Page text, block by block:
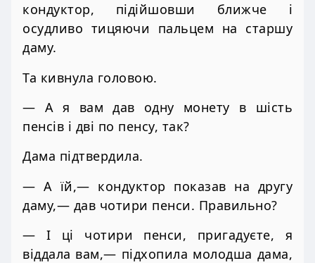
кондуктор, підійшовши ближче і
осудливо тицяючи пальцем на старшу
даму.
Та кивнула головою.
— А я вам дав одну монету в шість
пенсів і дві по пенсу, так?
Дама підтвердила.
— А їй,— кондуктор показав на другу
даму,— дав чотири пенси. Правильно?
— І ці чотири пенси, пригадуєте, я
віддала вам,— підхопила молодша дама,